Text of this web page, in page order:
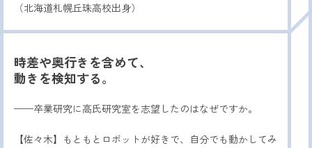
（北海道札幌丘珠高校出身）
時差や奥行きを含めて、
動きを検知する。
——卒業研究に高氏研究室を志望したのはなぜですか。
【佐々木】もともとロボットが好きで、自分でも動かしてみ